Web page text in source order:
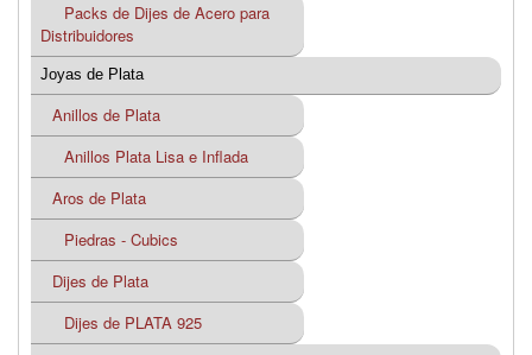
Packs de Dijes de Acero para
Distribuidores
Joyas de Plata
Anillos de Plata
Anillos Plata Lisa e Inflada
Aros de Plata
Piedras - Cubics
Dijes de Plata
Dijes de PLATA 925